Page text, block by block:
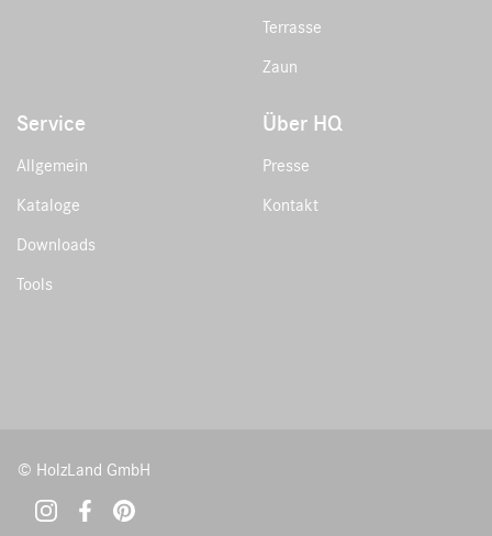
Terrasse
Zaun
Service
Allgemein
Kataloge
Downloads
Tools
Über HQ
Presse
Kontakt
© HolzLand GmbH